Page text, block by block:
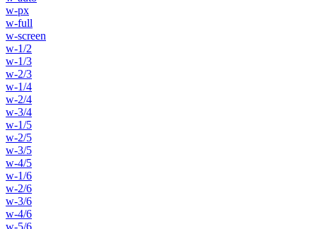
w-px
w-full
w-screen
w-1/2
w-1/3
w-2/3
w-1/4
w-2/4
w-3/4
w-1/5
w-2/5
w-3/5
w-4/5
w-1/6
w-2/6
w-3/6
w-4/6
w-5/6